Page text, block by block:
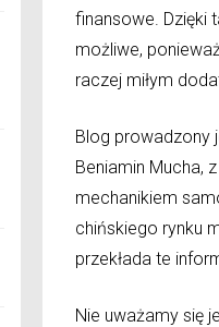
finansowe. Dzięki
możliwe,
raczej miłym
Blog prowadzony
Beniamin Mucha,
mechanikiem
chińskiego rynku
przekłada te
Nie uważamy się